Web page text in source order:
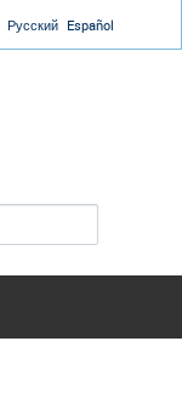
Русский Español